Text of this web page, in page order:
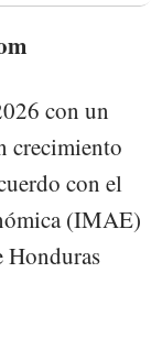
con un
crecimiento
con el
(IMAE)
Honduras